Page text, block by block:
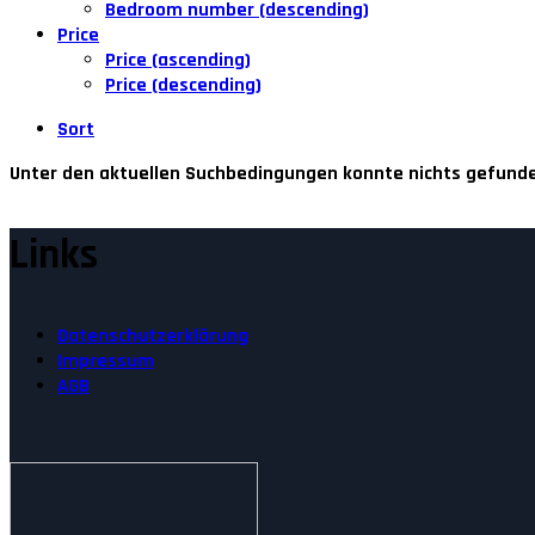
Bedroom number (descending)
Price
Price (ascending)
Price (descending)
Sort
Unter den aktuellen Suchbedingungen konnte nichts
Links
Datenschutzerklärung
Impressum
AGB